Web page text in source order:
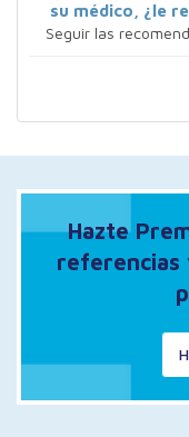
su médico, ¿le
Seguir las
Hazte
referencias